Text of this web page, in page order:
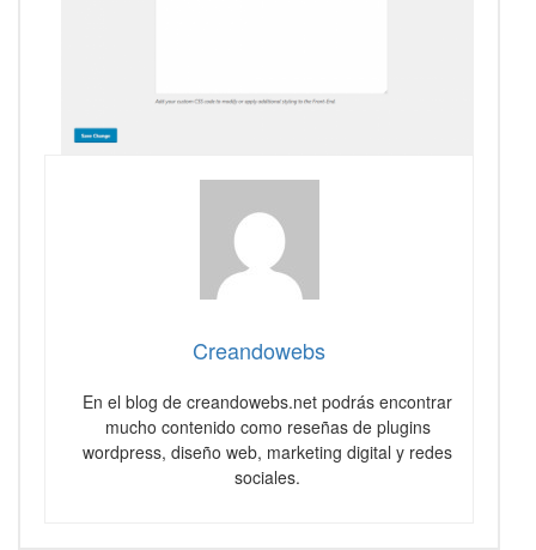
Creandowebs
En el blog de creandowebs.net podrás encontrar
mucho contenido como reseñas de plugins
wordpress, diseño web, marketing digital y redes
sociales.